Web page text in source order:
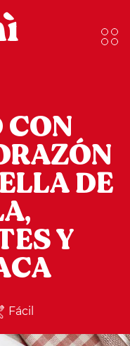
DE
Y
Fácil